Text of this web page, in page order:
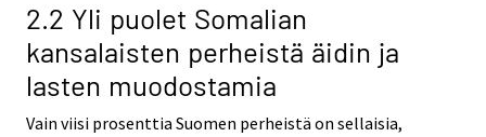
2.2 Yli puolet Somalian
kansalaisten perheistä äidin ja
lasten muodostamia
Vain viisi prosenttia Suomen perheistä on sellaisia,